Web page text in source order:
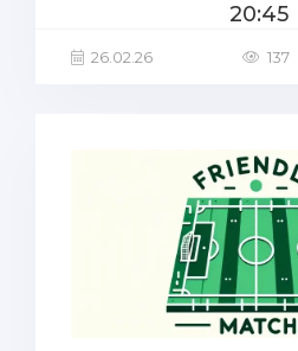
20:45
26.02.26 137